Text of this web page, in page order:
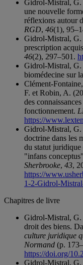
Gidrol-Mistral, G.
une nouvelle
réflexions autour
RGD, 46(1),
Gidrol-Mistral, G.
prescription
46(2), 297–501.
Gidrol-Mistral, G.
biomédecine sur
Clément-
F. et Robin, A.
des
fonctionnement.
https://
Gidrol-Mistral, G.
doctrine dans les
du statut
"infans
Sherbrooke, 43,
https://
1-2-Gidrol-
Chapitres de livre
Gidrol-Mistral, G.
droit des biens.
culture juridique
Normand (p.
https://doi.org/
Gidrol-Mistral, G.